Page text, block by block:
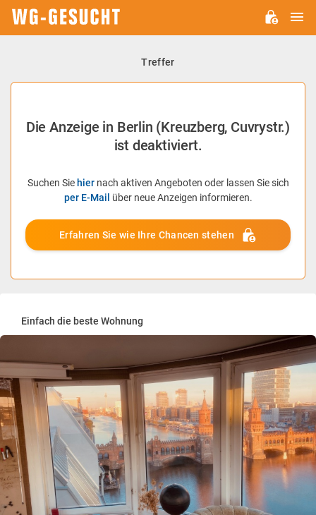
Treffer
Die Anzeige in Berlin (Kreuzberg, Cuvrystr.)
ist deaktiviert.
Suchen Sie hiernach aktiven Angeboten oder lassen Sie sich
per E-Mail über neue Anzeigen informieren.
Erfahren Sie wie Ihre Chancen stehen
Einfach die beste Wohnung